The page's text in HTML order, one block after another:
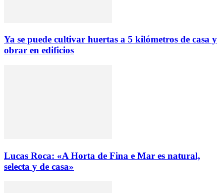
Ya se puede cultivar huertas a 5 kilómetros de casa y
obrar en edificios
Lucas Roca: «A Horta de Fina e Mar es natural,
selecta y de casa»